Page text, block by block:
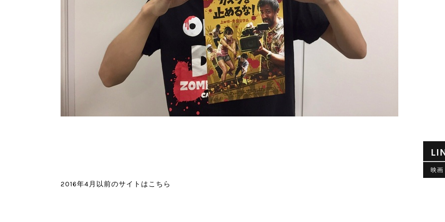
映
2016年4月以前のサイトはこちら